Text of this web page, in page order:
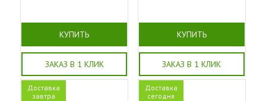
КУПИТЬ
ЗАКАЗ В 1 КЛИК
КУПИТЬ
ЗАКАЗ В 1 КЛИК
Доставка
завтра
Доставка
сегодня